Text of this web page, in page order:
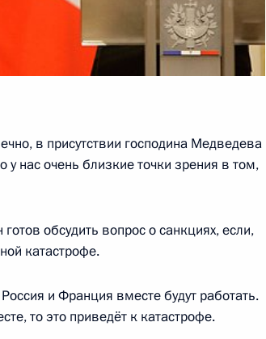
коллегии
Правительства
1
имени Президента
в присутствии господина Медведева
нас очень близкие точки зрения в том,
обсудить вопрос о санкциях, если,
катастрофе.
и Франция вместе будут работать.
то это приведёт к катастрофе.